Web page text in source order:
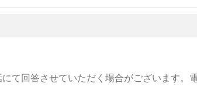
て回答させていただく場合がございます。